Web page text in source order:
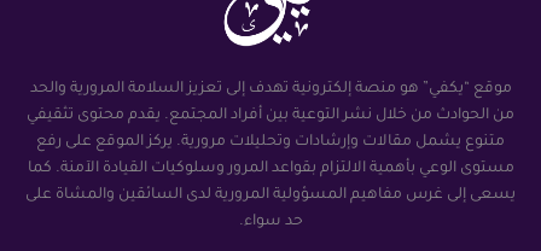
موقع “يكفي” هو منصة إلكترونية تهدف إلى تعزيز السلامة المرورية والحد
من الحوادث من خلال نشر التوعية بين أفراد المجتمع. يقدم محتوى تثقيفي
متنوع يشمل مقالات وإرشادات وتحليلات مرورية. يركز الموقع على رفع
مستوى الوعي بأهمية الالتزام بقواعد المرور وسلوكيات القيادة الآمنة. كما
يسعى إلى غرس مفاهيم المسؤولية المرورية لدى السائقين والمشاة على
حد سواء.